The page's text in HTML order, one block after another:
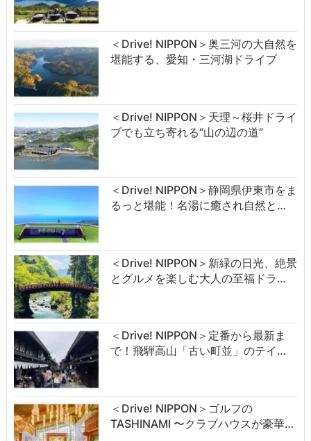
＜Drive! NIPPON＞奥三河の大自然を
堪能する、愛知・三河湖ドライブ
＜Drive! NIPPON＞天理～桜井ドライ
ブでも立ち寄れる“山の辺の道”
＜Drive! NIPPON＞静岡県伊東市をま
るっと堪能！名湯に癒され自然と…
＜Drive! NIPPON＞新緑の日光、絶景
とグルメを楽しむ大人の至福ドラ…
＜Drive! NIPPON＞定番から最新ま
で！飛騨高山「古い町並」のテイ…
＜Drive! NIPPON＞ゴルフの
TASHINAMI 〜クラブハウスが豪華…